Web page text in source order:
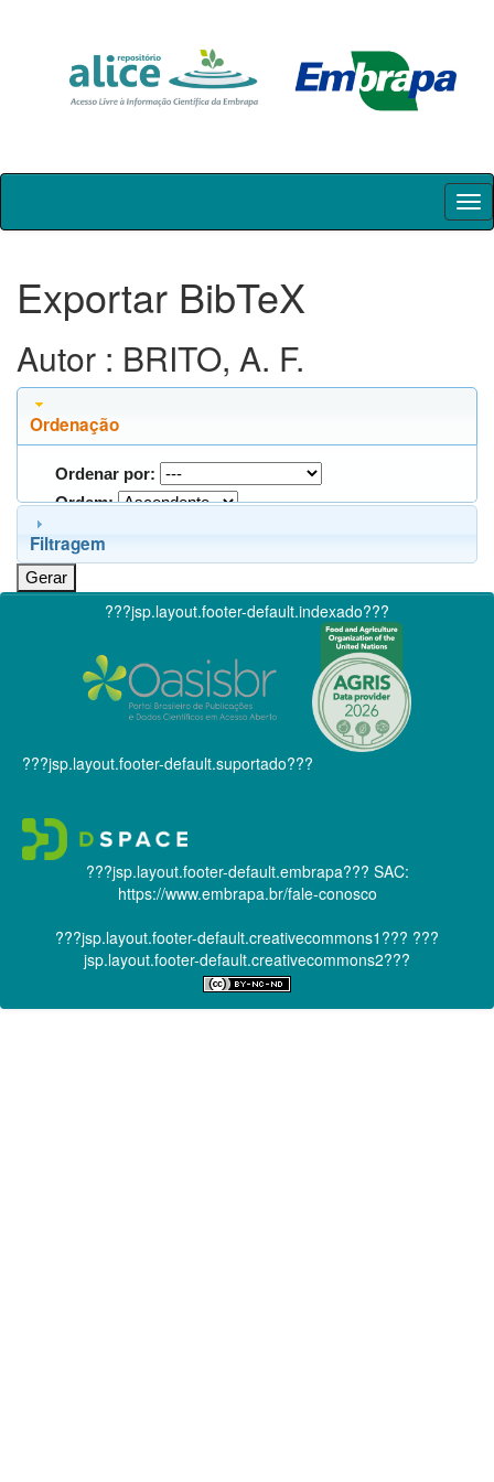
Skip
Exportar BibTeX
Autor : BRITO, A. F.
Ordenação
Ordenar por:
Ordem:
Filtragem
???jsp.layout.footer-default.indexado???
???jsp.layout.footer-default.suportado???
???jsp.layout.footer-default.embrapa??? SAC:
https://www.embrapa.br/fale-conosco
???jsp.layout.footer-default.creativecommons1??? ???
jsp.layout.footer-default.creativecommons2???